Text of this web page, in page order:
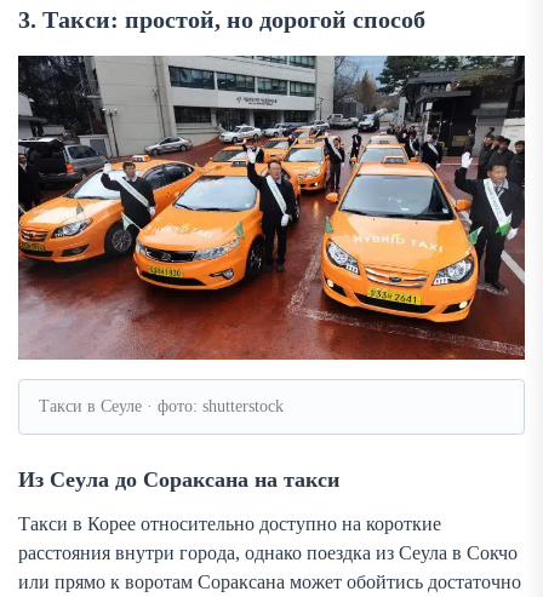
3. Такси: простой, но дорогой способ
Такси в Сеуле · фото: shutterstock
Из Сеула до Сораксана на такси
Такси в Корее относительно доступно на короткие
расстояния внутри города, однако поездка из Сеула в Сокчо
или прямо к воротам Сораксана может обойтись достаточно